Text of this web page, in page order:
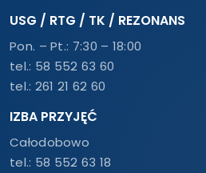
USG / RTG / TK / REZONANS
Pon. – Pt.: 7:30 – 18:00
tel.: 58 552 63 60
tel.: 261 21 62 60
IZBA PRZYJĘĆ
Całodobowo
tel.: 58 552 63 18